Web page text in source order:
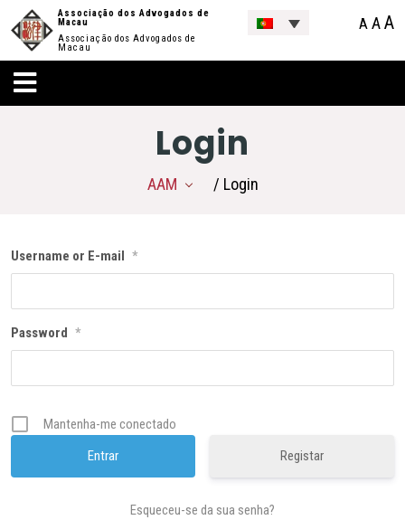
Associação dos Advogados de
Macau
Associação dos Advogados de
Macau
A AA
Login
AAM / Login
Username or E-mail *
Password *
Mantenha-me conectado
Registar
Esqueceu-se da sua senha?